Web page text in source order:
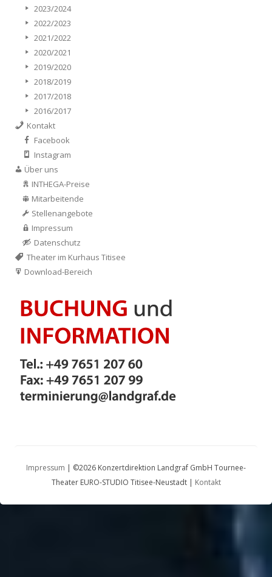
2023/2024
2022/2023
2021/2022
2020/2021
2019/2020
2018/2019
2017/2018
2016/2017
Kontakt
Facebook
Instagram
Über uns
INTHEGA-Preise
Mitarbeitende
Stellenangebote
Impressum
Datenschutz
Theater im Kurhaus Titisee
Download-Bereich
Impressum | ©2026 Konzertdirektion Landgraf GmbH Tournee-
Theater EURO-STUDIO Titisee-Neustadt | Kontakt